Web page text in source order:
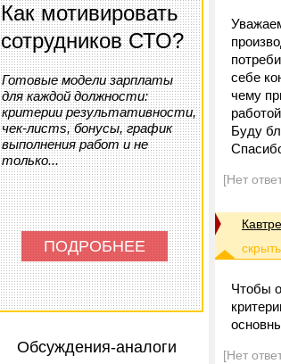
Как мотивировать
сотрудников СТО?
Готовые модели зарплаты
для каждой должности:
критерии результативности,
чек-листs, бонусы, график
выполнения работ и не
только...
ПОДРОБНЕЕ
Обсуждения-аналоги
себе
чему
Буду
[Нет
Чтобы
[Нет